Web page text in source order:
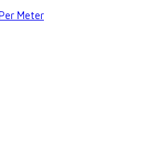
Meter